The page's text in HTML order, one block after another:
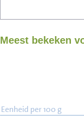
Meest bekeken
Eenheid per 100 g